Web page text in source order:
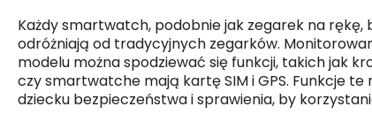
Każdy smartwatch, podobnie jak zegarek na rękę,
odróżniają od tradycyjnych zegarków.
modelu można spodziewać się funkcji, takich jak
czy smartwatche mają kartę SIM i GPS. Funkcje
dziecku bezpieczeństwa i sprawienia, by